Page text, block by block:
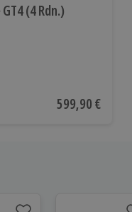
(4 Rdn.)
BewertungenAktueller Preis
599,90 €